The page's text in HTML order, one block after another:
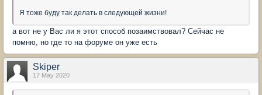
Я тоже буду так делать в следующей жизни!
а вот не у Вас ли я этот способ позаимствовал? Сейчас не
помню, но где то на форуме он уже есть
Skiper
17 May 2020